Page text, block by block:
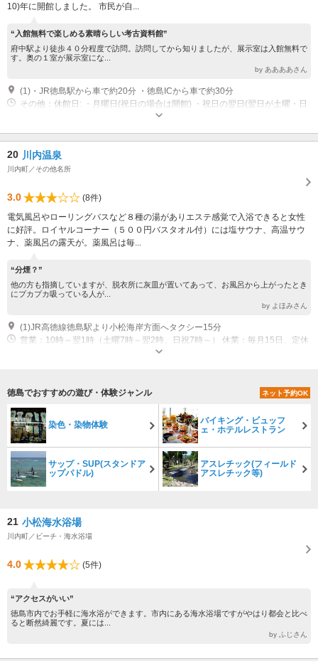
10)年に開館しました。 市民が自...
“入館無料で楽しめる素晴らしい考古資料館”
府中駅より徒歩４０分程度で訪問。訪問してから知りましたが、展示室は入館無料で
す。奥の１室が展示室にな...
by ああああさん
(1)・JR徳島駅から車で約20分 ・徳島ICから車で約30分
その他：休館日: ・月曜日(祝日の場合は開館) ・祝日の翌日(翌日が土曜・日
曜・祝日の場合は開館) ・年末年始(12月28日?1月4日)
20 川内温泉
川内町／その他名所
3.0
(8件)
電気風呂やローリングバスなど８種の湯がありエステ感覚で入浴できると女性
に好評。ロイヤルコーナー（５００円バスタオル付）には塩サウナ、高温サウ
ナ、薬風呂の露天が。薬風呂は毎...
“分煙？”
他の方も指摘していますが、脱衣所に灰皿が置いてあって、お風呂から上がったとき
にプカプカ吸っている人が...
by よほみさん
(1)JR高徳線徳島駅より小松海岸方面へタクシー15分
営業：10時～翌1時（土曜7時～翌2時、日祝7時～） 休業：毎月15日、定休
徳島でおすすめの遊び・体験ジャンル ネット予約OK
染色・染物体験
バイキング・ビュッフ
ェ・ホテルレストラン
サップ・SUP(スタンドア
ップパドル)
アスレチック(フィールド
アスレチック等)
21 小松海水浴場
川内町／ビーチ・海水浴場
4.0 (5件)
“アクセスがいい”
徳島市内でお手軽に海水浴ができます。市内にある海水浴場ですがやはり都会と比べ
ると断然綺麗です。夏には...
by ふじさん